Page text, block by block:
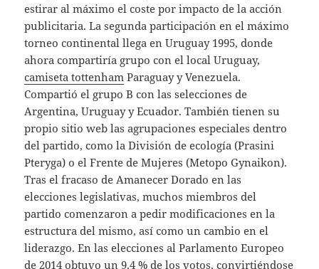
estirar al máximo el coste por impacto de la acción
publicitaria. La segunda participación en el máximo
torneo continental llega en Uruguay 1995, donde
ahora compartiría grupo con el local Uruguay,
camiseta tottenham Paraguay y Venezuela.
Compartió el grupo B con las selecciones de
Argentina, Uruguay y Ecuador. También tienen su
propio sitio web las agrupaciones especiales dentro
del partido, como la División de ecología (Prasini
Pteryga) o el Frente de Mujeres (Metopo Gynaikon).
Tras el fracaso de Amanecer Dorado en las
elecciones legislativas, muchos miembros del
partido comenzaron a pedir modificaciones en la
estructura del mismo, así como un cambio en el
liderazgo. En las elecciones al Parlamento Europeo
de 2014 obtuvo un 9.4 % de los votos, convirtiéndose